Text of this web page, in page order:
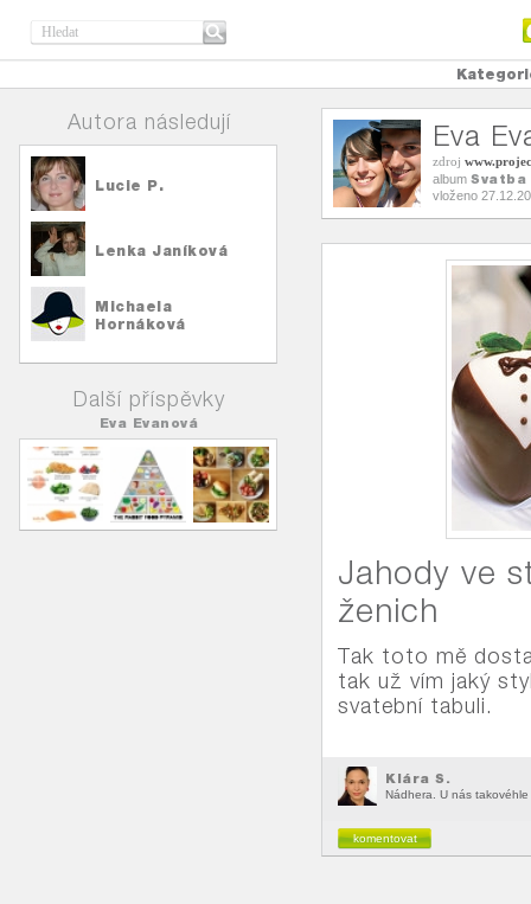
Autora následují
Lucie P.
Lenka Janíková
Michaela
Hornáková
Další příspěvky
Eva Evanová
Eva
zdroj
album Svatba
vloženo
Jahody ve
ženich
Tak toto mě
tak už vím jaký
svatební tabuli.
Klára S.
Nádhera. U nás
komentovat